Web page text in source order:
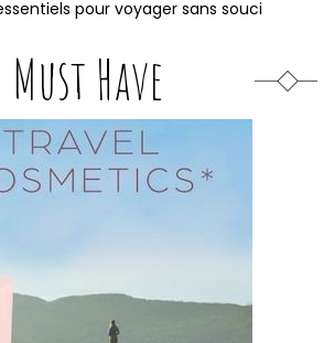
pour voyager sans souci
Must Have